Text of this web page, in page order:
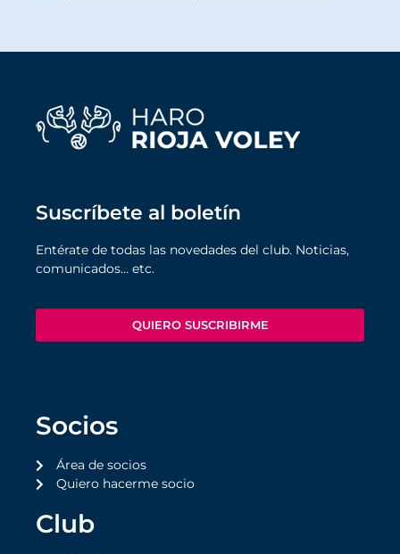
Suscríbete al boletín
Entérate de todas las novedades del club. Noticias,
comunicados… etc.
QUIERO SUSCRIBIRME
Socios
Área de socios
Quiero hacerme socio
Club